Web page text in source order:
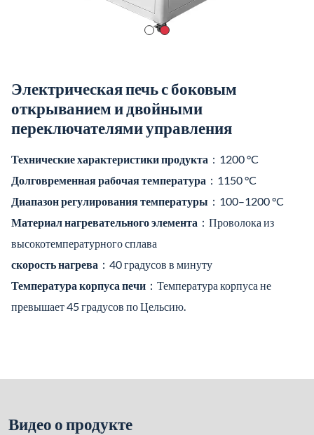
Электрическая печь с боковым
открыванием и двойными
переключателями управления
Технические характеристики продукта ：1200 °C
Долговременная рабочая температура ：1150 °C
Диапазон регулирования температуры ：100–1200 °C
Материал нагревательного элемента ：Проволока из
высокотемпературного сплава
скорость нагрева ：40 градусов в минуту
Температура корпуса печи ：Температура корпуса не
превышает 45 градусов по Цельсию.
Видео о продукте